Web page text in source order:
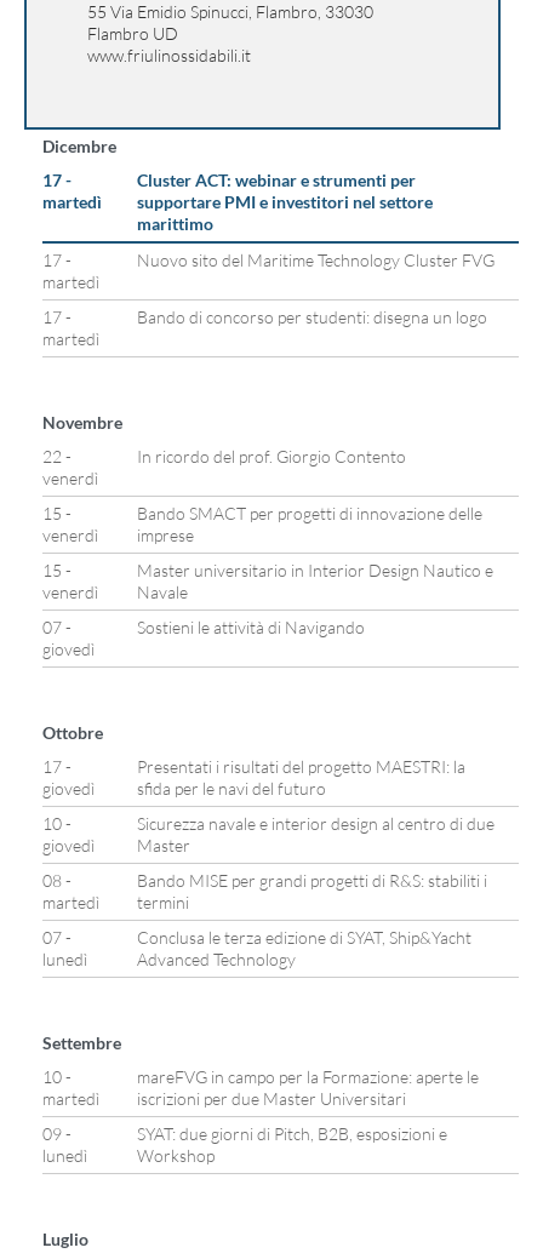
55 Via Emidio Spinucci, Flambro, 33030
Flambro UD
www.friulinossidabili.it
Dicembre
17 -
martedì
Cluster ACT: webinar e strumenti per
supportare PMI e investitori nel settore
marittimo
17 -
martedì
Nuovo sito del Maritime Technology Cluster FVG
17 -
martedì
Bando di concorso per studenti: disegna un logo
Novembre
22 -
venerdì
In ricordo del prof. Giorgio Contento
15 -
venerdì
Bando SMACT per progetti di innovazione delle
imprese
15 -
venerdì
Master universitario in Interior Design Nautico e
Navale
07 -
giovedì
Sostieni le attività di Navigando
Ottobre
17 -
giovedì
Presentati i risultati del progetto MAESTRI: la
sfida per le navi del futuro
10 -
giovedì
Sicurezza navale e interior design al centro di due
Master
08 -
martedì
Bando MISE per grandi progetti di R&S: stabiliti i
termini
07 -
lunedì
Conclusa le terza edizione di SYAT, Ship&Yacht
Advanced Technology
Settembre
10 -
martedì
mareFVG in campo per la Formazione: aperte le
iscrizioni per due Master Universitari
09 -
lunedì
SYAT: due giorni di Pitch, B2B, esposizioni e
Workshop
Luglio